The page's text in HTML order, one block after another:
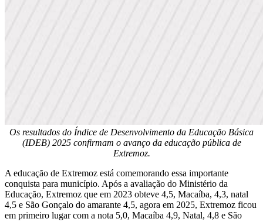
Os resultados do Índice de Desenvolvimento da Educação Básica
(IDEB) 2025 confirmam o avanço da educação pública de
Extremoz.
A educação de Extremoz está comemorando essa importante
conquista para município. Após a avaliação do Ministério da
Educação, Extremoz que em 2023 obteve 4,5, Macaíba, 4,3, natal
4,5 e São Gonçalo do amarante 4,5, agora em 2025, Extremoz ficou
em primeiro lugar com a nota 5,0, Macaíba 4,9, Natal, 4,8 e São